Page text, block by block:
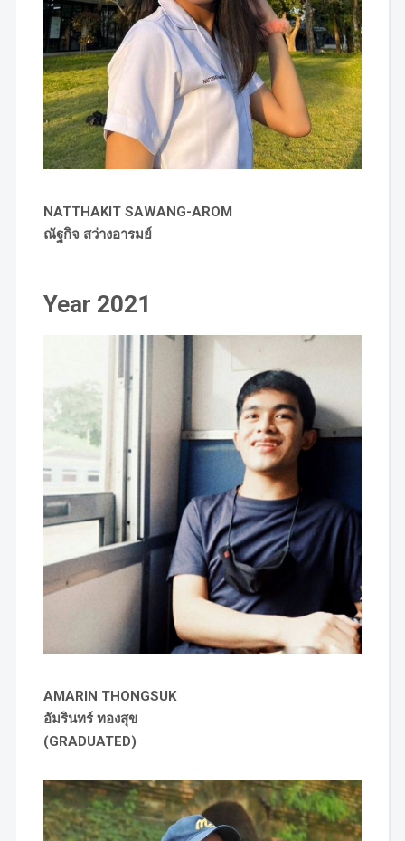
NATTHAKIT SAWANG-AROM
ณัฐกิจ สว่างอารมย์
Year 2021
AMARIN THONGSUK
อัมรินทร์ ทองสุข
(GRADUATED)